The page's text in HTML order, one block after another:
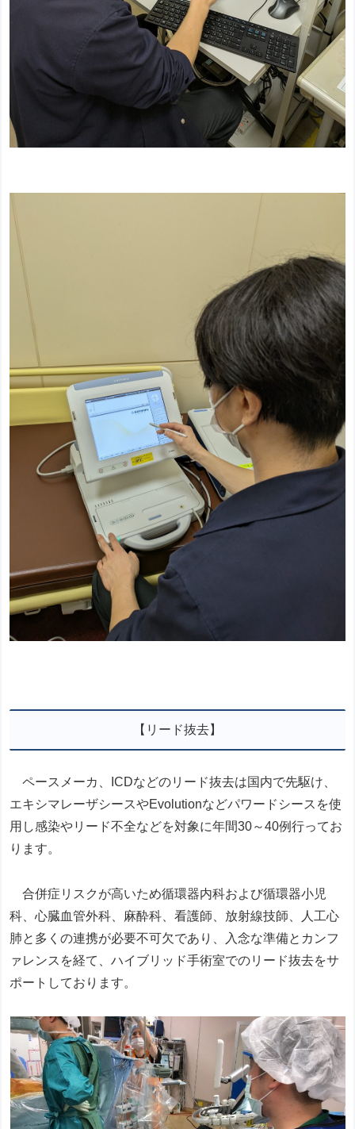
【リード抜去】
ペースメーカ、ICDなどのリード抜去は国内で先駆け、
エキシマレーザシースやEvolutionなどパワードシースを使
用し感染やリード不全などを対象に年間30～40例行ってお
ります。
合併症リスクが高いため循環器内科および循環器小児
科、心臓血管外科、麻酔科、看護師、放射線技師、人工心
肺と多くの連携が必要不可欠であり、入念な準備とカンフ
ァレンスを経て、ハイブリッド手術室でのリード抜去をサ
ポートしております。